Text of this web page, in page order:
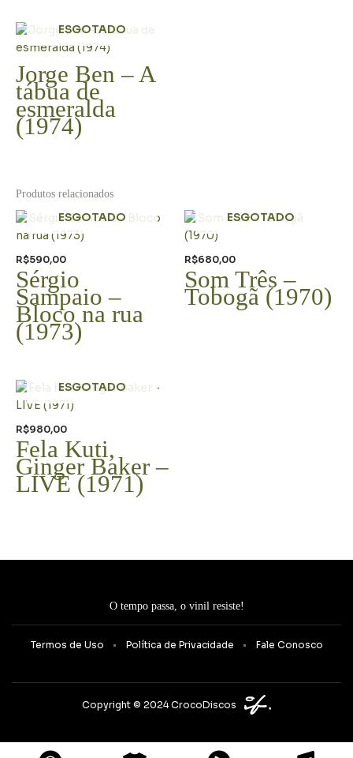
ESGOTADO
Jorge Ben – A
tábua de
esmeralda
(1974)
Produtos relacionados
ESGOTADO
R$590,00
Sérgio
Sampaio –
Bloco na rua
(1973)
ESGOTADO
R$680,00
Som Três –
Tobogã (1970)
ESGOTADO
R$980,00
Fela Kuti,
Ginger Baker –
LIVE (1971)
O tempo passa, o vinil resiste!
Termos de Uso Política de Privacidade Fale Conosco
Copyright © 2024 CrocoDiscos